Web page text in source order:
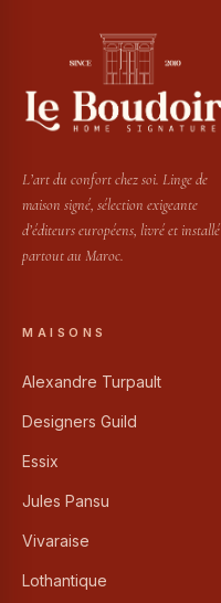
L’art du confort chez soi. Linge de
maison signé, sélection exigeante
d’éditeurs européens, livré et installé
partout au Maroc.
MAISONS
Alexandre Turpault
Designers Guild
Essix
Jules Pansu
Vivaraise
Lothantique